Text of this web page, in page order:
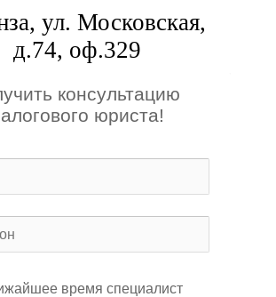
ул. Московская,
д.74, оф.329
консультацию
юриста!
время специалист